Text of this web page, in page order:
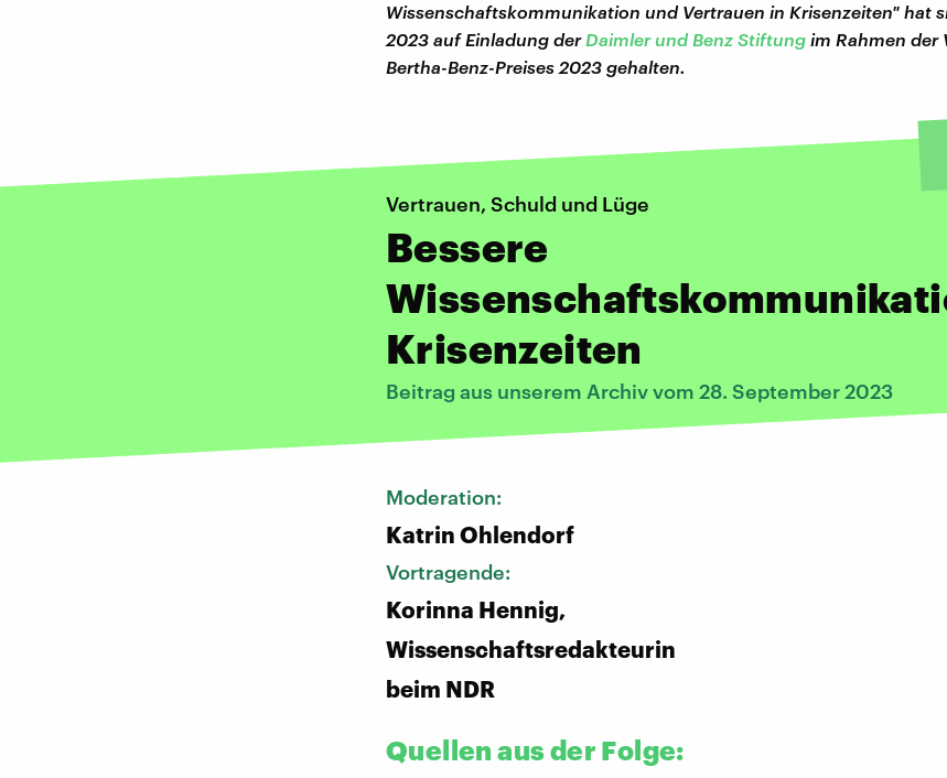
Wissenschaftskommunikation und Vertrauen in Krisenzeiten" hat
2023 auf Einladung der Daimler und Benz Stiftung im Rahmen der
Bertha-Benz-Preises 2023 gehalten.
Vertrauen, Schuld und Lüge
Bessere
Krisenzeiten
Beitrag aus unserem Archiv vom 28. September 2023
Moderation:
Katrin Ohlendorf
Vortragende:
Korinna Hennig,
Wissenschaftsredakteurin
beim NDR
Quellen aus der Folge: